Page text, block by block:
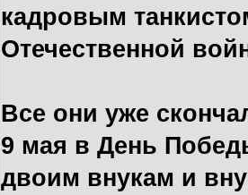
кадровым
Отечественной
Все они уже
9 мая в День
двоим внукам и